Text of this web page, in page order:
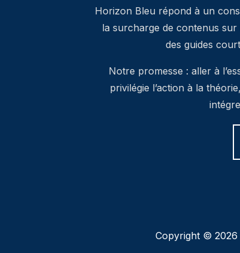
Horizon Bleu répond à un
la surcharge de contenus
des guides
Notre promesse : aller à
privilégie l’action à la
Copyright © 2026